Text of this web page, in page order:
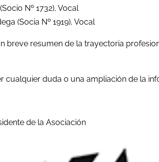
Nº 1732), Vocal
(Socia Nº 1919), Vocal
breve resumen de la trayectoria
cualquier duda o una ampliación de la
de la Asociación